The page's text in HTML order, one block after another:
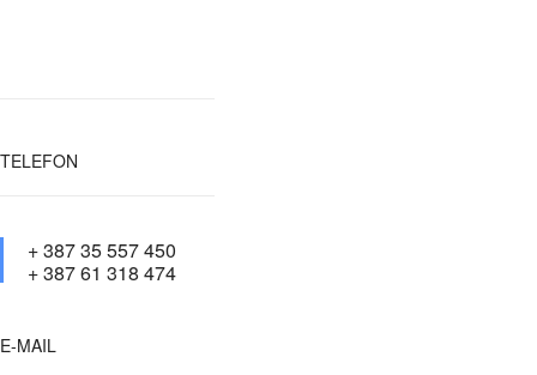
TELEFON
+ 387 35 557 450
+ 387 61 318 474
E-MAIL